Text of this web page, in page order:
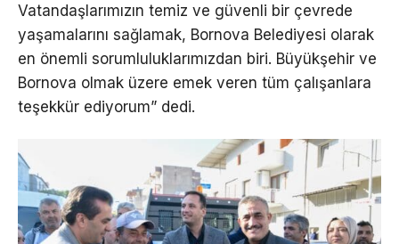
Vatandaşlarımızın temiz ve güvenli bir çevrede
yaşamalarını sağlamak, Bornova Belediyesi olarak
en önemli sorumluluklarımızdan biri. Büyükşehir ve
Bornova olmak üzere emek veren tüm çalışanlara
teşekkür ediyorum” dedi.